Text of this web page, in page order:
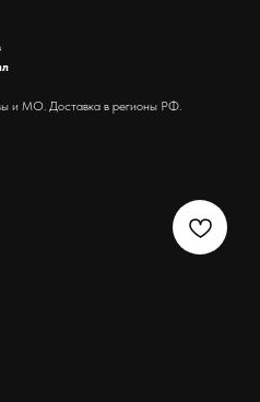
и МО. Доставка в регионы РФ.